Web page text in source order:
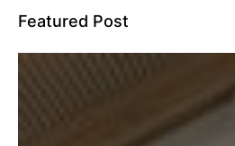
Featured Post